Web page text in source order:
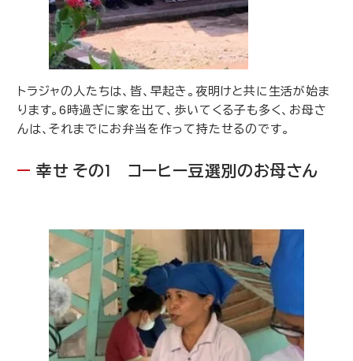
トラジャの人たちは、皆、早起き。夜明けと共に生活が始ま
ります。6時過ぎに家を出て、歩いてくる子も多く、お母さ
んは、それまでにお弁当を作って持たせるのです。
幸せ その1 コーヒー豆選別のお母さん